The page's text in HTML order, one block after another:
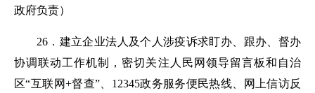
政府负责）
26．建立企业法人及个人涉疫诉求盯办、跟办、督办
协调联动工作机制，密切关注人民网领导留言板和自治
区“互联网+督查”、12345政务服务便民热线、网上信访反